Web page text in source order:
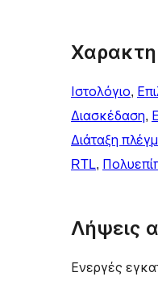
Ιστολόγιο,
Διασκέδαση,
Διάταξη
RTL,
Λήψεις
Ενεργές